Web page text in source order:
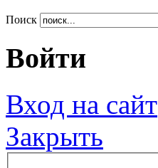
Поиск
Войти
Вход на сайт
Закрыть